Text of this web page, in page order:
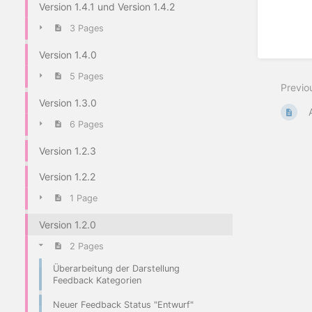
Version 1.4.1 und Version 1.4.2
3 Pages
Version 1.4.0
5 Pages
Version 1.3.0
6 Pages
Version 1.2.3
Version 1.2.2
1 Page
Version 1.2.0
2 Pages
Überarbeitung der Darstellung
Feedback Kategorien
Neuer Feedback Status "Entwurf"